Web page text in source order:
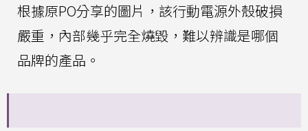
根據原PO分享的圖片，該行動電源外殼破損
嚴重，內部幾乎完全燒毀，難以辨識是哪個
品牌的產品。